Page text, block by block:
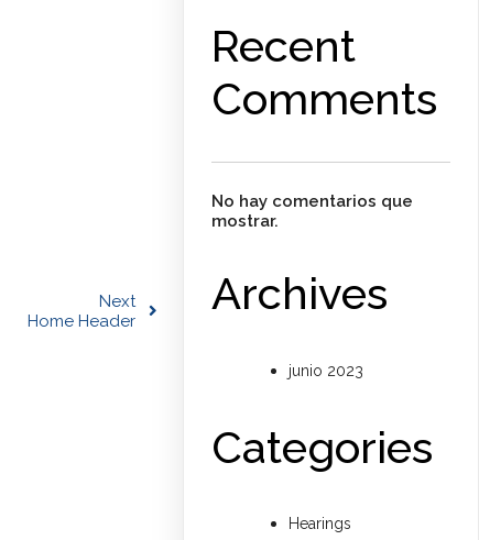
Next
Home Header
Recent
Comments
No hay comentarios que
mostrar.
Archives
junio 2023
Categories
Hearings